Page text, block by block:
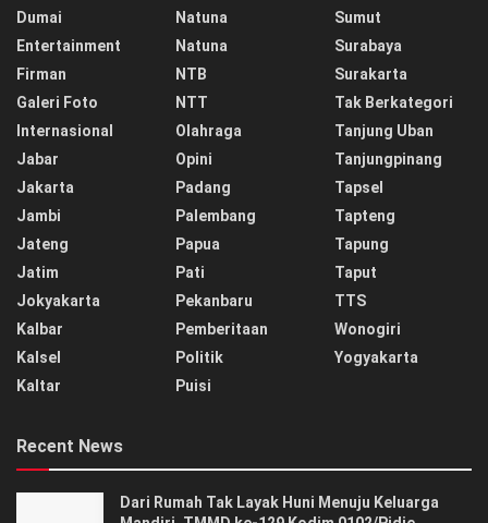
Dumai
Entertainment
Firman
Galeri Foto
Internasional
Jabar
Jakarta
Jambi
Jateng
Jatim
Jokyakarta
Kalbar
Kalsel
Kaltar
Natuna
Natuna
NTB
NTT
Olahraga
Opini
Padang
Palembang
Papua
Pati
Pekanbaru
Pemberitaan
Politik
Puisi
Sumut
Surabaya
Surakarta
Tak Berkategori
Tanjung Uban
Tanjungpinang
Tapsel
Tapteng
Tapung
Taput
TTS
Wonogiri
Yogyakarta
Recent News
Dari Rumah Tak Layak Huni Menuju Keluarga